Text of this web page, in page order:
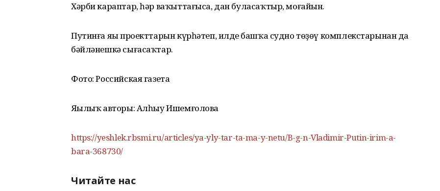
Хəрби караптар, һəр ваҡыттағыса, дан буласаҡтыр, моғайын.
Путинға яңы проекттарын күрһəтеп, илдең башҡа судно төҙөү комплекстарынан да
бəйлəнешкə сығасаҡтар.
Фото: Российская газета
Яңылыҡ авторы: Алһыу Ишемғолова
https://yeshlek.rbsmi.ru/articles/ya-yly-tar-ta-ma-y-netu/B-g-n-Vladimir-Putin-irim-a-
bara-368730/
Читайте нас